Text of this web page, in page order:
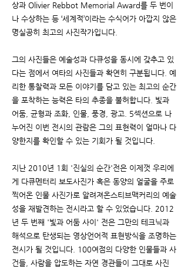
상과 Olivier Rebbot Memorial Award를 두 번이
나 수상하는 등 ‘세계적’이라는 수식어가 아깝지 않은
명실공히 최고의 사진작가입니다.
그의 사진들은 예술성과 다큐성을 동시에 갖추고 있
다는 점에서 여타의 사진들과 확연히 구분됩니다. 예
리한 통찰력과 모든 이야기를 담고 있는 최고의 순간
을 포착하는 능력은 타의 추종을 불허합니다. 빛과
어둠, 균형과 조화, 인물, 풍경, 광고. 5섹션으로 나
누어진 이번 전시의 관람은 그의 표현력이 얼마나 다
양한지를 확인할 수 있는 기회가 될 것입니다.
지난 2010년 1회 '진실의 순간'전은 이제껏 우리에
게 다큐멘터리 보도사진가 혹은 동양의 얼굴을 주로
찍어온 인물 사진가로 알려져온스티브맥커리의 예술
성을 재발견하는 전시라고 할 수 있었습니다. 2012
년 두 번째 '빛과 어둠 사이' 전은 그만의 테크닉과
해석으로 탄생되는 영상언어적 표현방식을 조명하는
전시가 될 것입니다. 100여점의 다양한 인물들과 사
건들, 사람을 압도하는 자연 경관들이 그대로 사진